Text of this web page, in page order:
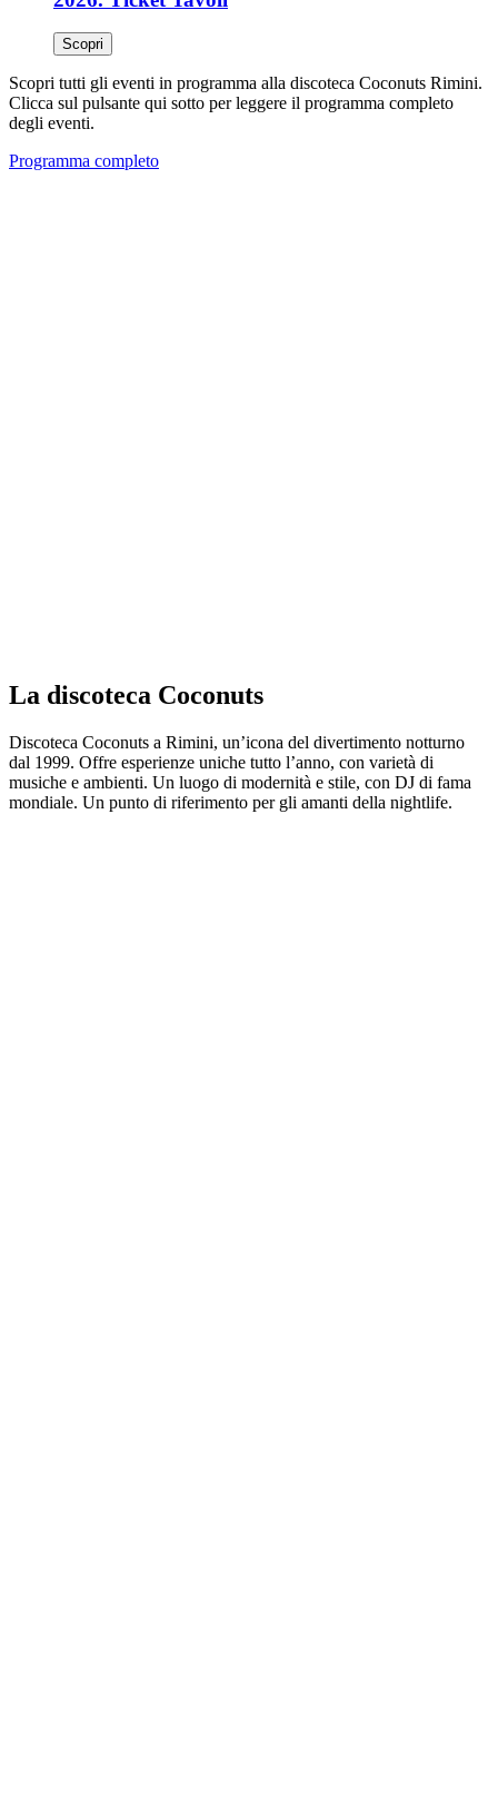
Scopri
Scopri tutti gli eventi in programma alla discoteca Coconuts Rimini.
Clicca sul pulsante qui sotto per leggere il programma completo
degli eventi.
Programma completo
La discoteca Coconuts
Discoteca Coconuts a Rimini, un’icona del divertimento notturno
dal 1999. Offre esperienze uniche tutto l’anno, con varietà di
musiche e ambienti. Un luogo di modernità e stile, con DJ di fama
mondiale. Un punto di riferimento per gli amanti della nightlife.